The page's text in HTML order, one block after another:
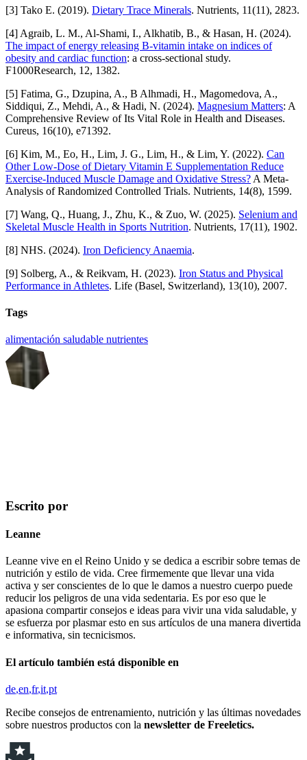
[3] Tako E. (2019). Dietary Trace Minerals. Nutrients, 11(11), 2823.
[4] Agraib, L. M., Al-Shami, I., Alkhatib, B., & Hasan, H. (2024).
The impact of energy releasing B-vitamin intake on indices of
obesity and cardiac function: a cross-sectional study.
F1000Research, 12, 1382.
[5] Fatima, G., Dzupina, A., B Alhmadi, H., Magomedova, A.,
Siddiqui, Z., Mehdi, A., & Hadi, N. (2024). Magnesium Matters: A
Comprehensive Review of Its Vital Role in Health and Diseases.
Cureus, 16(10), e71392.
[6] Kim, M., Eo, H., Lim, J. G., Lim, H., & Lim, Y. (2022). Can
Other Low-Dose of Dietary Vitamin E Supplementation Reduce
Exercise-Induced Muscle Damage and Oxidative Stress? A Meta-
Analysis of Randomized Controlled Trials. Nutrients, 14(8), 1599.
[7] Wang, Q., Huang, J., Zhu, K., & Zuo, W. (2025). Selenium and
Skeletal Muscle Health in Sports Nutrition. Nutrients, 17(11), 1902.
[8] NHS. (2024). Iron Deficiency Anaemia.
[9] Solberg, A., & Reikvam, H. (2023). Iron Status and Physical
Performance in Athletes. Life (Basel, Switzerland), 13(10), 2007.
Tags
alimentación saludable nutrientes
Escrito por
Leanne
Leanne vive en el Reino Unido y se dedica a escribir sobre temas de
nutrición y estilo de vida. Cree firmemente que llevar una vida
activa y ser conscientes de lo que le damos a nuestro cuerpo puede
reducir los peligros de una vida sedentaria. Es por eso que le
apasiona compartir consejos e ideas para vivir una vida saludable, y
se esfuerza por plasmar esto en sus artículos de una manera divertida
e informativa, sin tecnicismos.
El artículo también está disponible en
de en fr it pt
Recibe consejos de entrenamiento, nutrición y las últimas novedades
sobre nuestros productos con la newsletter de Freeletics.